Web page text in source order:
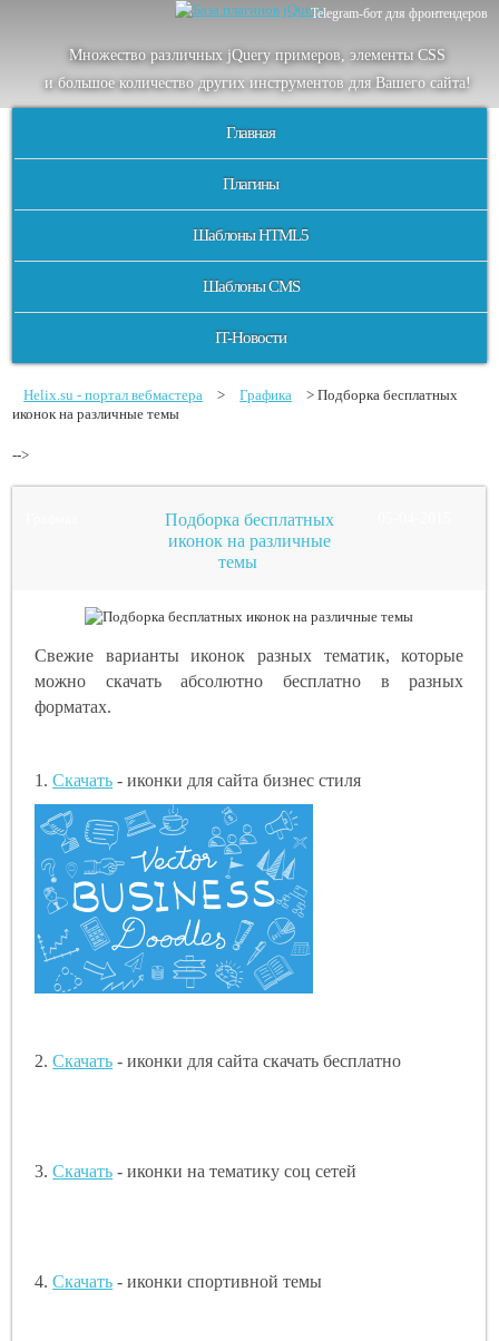
Telegram-бот для фронтендеров
Множество различных jQuery примеров, элементы CSS
и большое количество других инструментов для Вашего сайта!
Главная
Плагины
Шаблоны HTML5
Шаблоны CMS
IT-Новости
Helix.su - портал вебмастера > Графика
> Подборка бесплатных
иконок на различные темы
-->
Подборка бесплатных
иконок на различные
темы
Свежие варианты иконок разных тематик, которые
можно скачать абсолютно бесплатно в разных
форматах.
1.Скачать - иконки для сайта бизнес стиля
2.Скачать - иконки для сайта скачать бесплатно
3.Скачать - иконки на тематику соц сетей
4.Скачать - иконки спортивной темы